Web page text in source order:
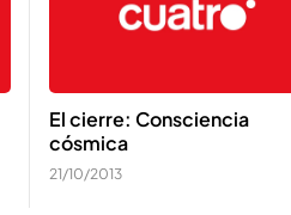
El cierre: Consciencia
cósmica
21/10/2013